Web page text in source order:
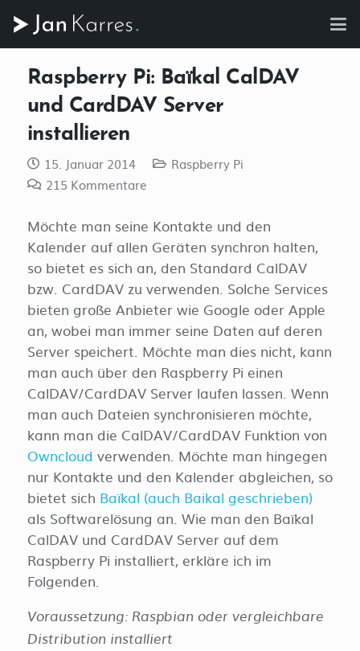
Raspberry Pi: Baïkal CalDAV
und CardDAV Server
installieren
15. Januar 2014
Raspberry Pi
215 Kommentare
Möchte man seine Kontakte und den
Kalender auf allen Geräten synchron halten,
so bietet es sich an, den Standard CalDAV
bzw. CardDAV zu verwenden. Solche Services
bieten große Anbieter wie Google oder Apple
an, wobei man immer seine Daten auf deren
Server speichert. Möchte man dies nicht, kann
man auch über den Raspberry Pi einen
CalDAV/CardDAV Server laufen lassen. Wenn
man auch Dateien synchronisieren möchte,
kann man die CalDAV/CardDAV Funktion von
Owncloud verwenden. Möchte man hingegen
nur Kontakte und den Kalender abgleichen, so
bietet sich Baïkal (auch Baikal geschrieben)
als Softwarelösung an. Wie man den Baïkal
CalDAV und CardDAV Server auf dem
Raspberry Pi installiert, erkläre ich im
Folgenden.
Voraussetzung: Raspbian oder vergleichbare
Distribution installiert